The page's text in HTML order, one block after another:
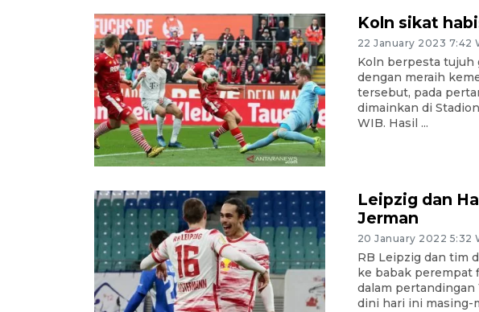
Koln sikat
22 January 2023 7:42
Koln berpesta tujuh
dengan meraih
tersebut, pada
dimainkan di
WIB. Hasil ...
Leipzig dan
Jerman
20 January 2022 5:32
RB Leipzig dan tim
ke babak perempat
dalam pertandingan
dini hari ini masing-